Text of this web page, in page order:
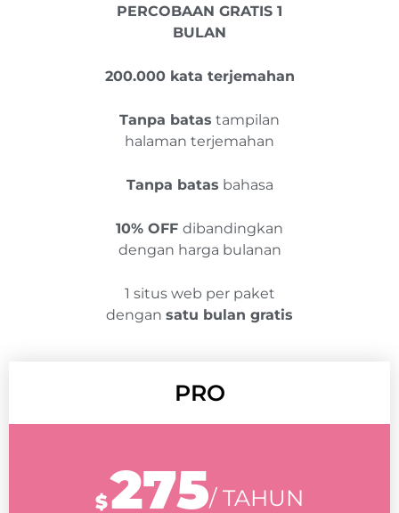
PERCOBAAN GRATIS 1
BULAN
200.000 kata terjemahan
Tanpa batas tampilan
halaman terjemahan
Tanpa batas bahasa
10% OFF dibandingkan
dengan harga bulanan
1 situs web per paket
dengan satu bulan gratis
PRO
$275/ TAHUN